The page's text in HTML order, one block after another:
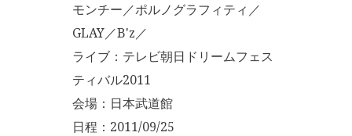
モンチー／ポルノグラフィティ／
GLAY／B'z／
ライブ：テレビ朝日ドリームフェス
ティバル2011
会場：日本武道館
日程：2011/09/25